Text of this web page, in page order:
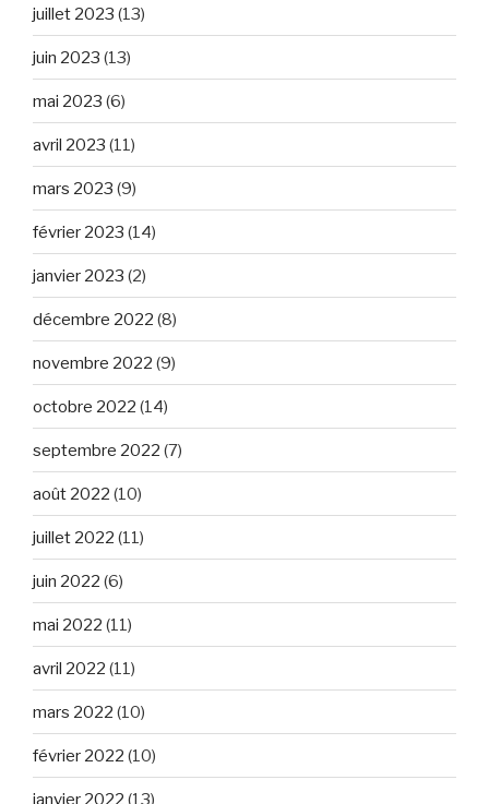
juillet 2023 (13)
juin 2023 (13)
mai 2023 (6)
avril 2023 (11)
mars 2023 (9)
février 2023 (14)
janvier 2023 (2)
décembre 2022 (8)
novembre 2022 (9)
octobre 2022 (14)
septembre 2022 (7)
août 2022 (10)
juillet 2022 (11)
juin 2022 (6)
mai 2022 (11)
avril 2022 (11)
mars 2022 (10)
février 2022 (10)
janvier 2022 (13)